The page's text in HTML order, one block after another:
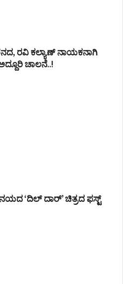
ರವಿ ಕಲ್ಯಾಣ್‍ ನಾಯಕನಾಗಿ
ಅದ್ದೂರಿ ಚಾಲನೆ..!
‘ದಿಲ್ ದಾರ್’ ಚಿತ್ರದ ಫಸ್ಟ್